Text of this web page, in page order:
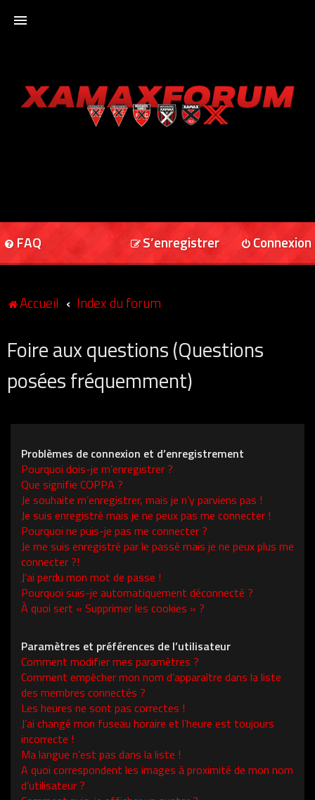
XAMAXFORUM
FAQ Connexion
S’enregistrer
Accueil Index du forum
Foire aux questions (Questions
posées fréquemment)
Problèmes de connexion et d’enregistrement
Pourquoi dois-je m’enregistrer ?
Que signifie COPPA ?
Je souhaite m’enregistrer, mais je n’y parviens pas !
Je suis enregistré mais je ne peux pas me connecter !
Pourquoi ne puis-je pas me connecter ?
Je me suis enregistré par le passé mais je ne peux plus me
connecter ?!
J’ai perdu mon mot de passe !
Pourquoi suis-je automatiquement déconnecté ?
À quoi sert « Supprimer les cookies » ?
Paramètres et préférences de l’utilisateur
Comment modifier mes paramètres ?
Comment empêcher mon nom d’apparaître dans la liste
des membres connectés ?
Les heures ne sont pas correctes !
J’ai changé mon fuseau horaire et l’heure est toujours
incorrecte !
Ma langue n’est pas dans la liste !
A quoi correspondent les images à proximité de mon nom
d’utilisateur ?